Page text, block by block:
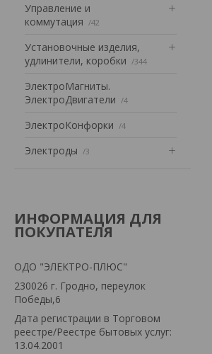
Управление и
коммутация
42
Установочные изделия,
удлинители, коробки
344
ЭлектроМагниты.
ЭлектроДвигатели
4
ЭлектроКонфорки 4
Электроды 3
ИНФОРМАЦИЯ ДЛЯ
ПОКУПАТЕЛЯ
ОДО "ЭЛЕКТРО-ПЛЮС"
230026 г. Гродно, переулок
Победы,6
Дата регистрации в Торговом
реестре/Реестре бытовых услуг:
13.04.2001